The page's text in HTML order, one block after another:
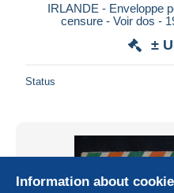
IRLANDE - Enveloppe
censure - Voir dos -
±
Status
Information about